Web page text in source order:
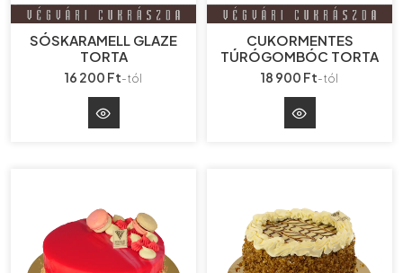
SÓSKARAMELL GLAZE
TORTA
16 200 Ft-tól
CUKORMENTES
TÚRÓGOMBÓC TORTA
18 900 Ft-tól